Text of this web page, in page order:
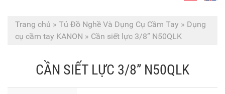
Trang chủ » Tủ Đồ Nghề Và Dụng Cụ Cầm Tay » Dụng
cụ cầm tay KANON » Cần siết lực 3/8” N50QLK
CẦN SIẾT LỰC 3/8” N50QLK